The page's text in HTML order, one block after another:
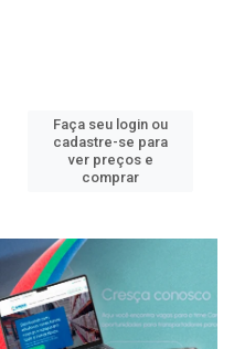
Faça seu login ou
cadastre-se para
ver preços e
comprar